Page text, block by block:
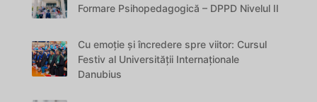
Formare Psihopedagogică – DPPD Nivelul II
Cu emoție și încredere spre viitor: Cursul
Festiv al Universității Internaționale
Danubius